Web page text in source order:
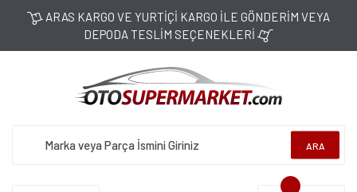
ARAS KARGO VE YURTİÇİ KARGO İLE GÖNDERİM VEYA
DEPODA TESLİM SEÇENEKLERİ
ARA